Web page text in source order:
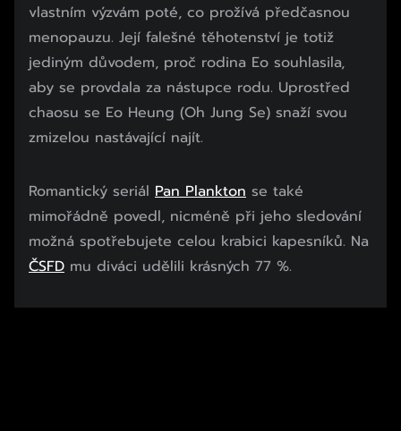
vlastním výzvám poté, co prožívá předčasnou
menopauzu. Její falešné těhotenství je totiž
jediným důvodem, proč rodina Eo souhlasila,
aby se provdala za nástupce rodu. Uprostřed
chaosu se Eo Heung (Oh Jung Se) snaží svou
zmizelou nastávající najít.
Romantický seriál Pan Plankton se také
mimořádně povedl, nicméně při jeho sledování
možná spotřebujete celou krabici kapesníků. Na
ČSFD mu diváci udělili krásných 77 %.